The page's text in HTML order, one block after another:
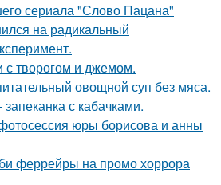
сериала "Слово Пацана"
на радикальный
с творогом и джемом.
овощной суп без мяса.
с кабачками.
юры борисова и анны
феррейры на промо хоррора